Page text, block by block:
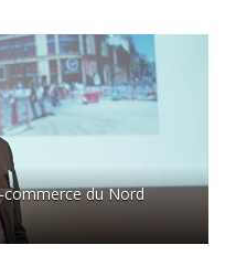
commerce du Nord